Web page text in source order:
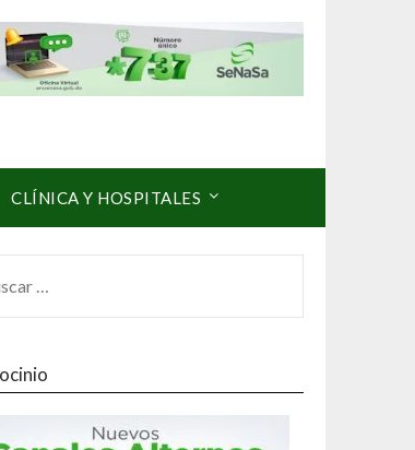
CLÍNICA Y HOSPITALES